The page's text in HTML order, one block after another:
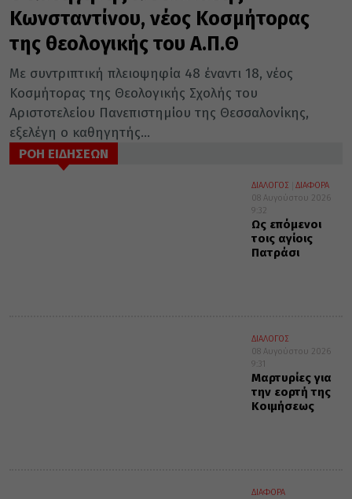
Κωνσταντίνου, νέος Κοσμήτορας
της θεολογικής του Α.Π.Θ
Με συντριπτική πλειοψηφία 48 έναντι 18, νέος
Κοσμήτορας της Θεολογικής Σχολής του
Αριστοτελείου Πανεπιστημίου της Θεσσαλονίκης,
εξελέγη ο καθηγητής...
ΡΟΗ ΕΙΔΗΣΕΩΝ
ΔΙΑΛΟΓΟΣ
ΔΙΑΦΟΡΑ
08 Αυγούστου 2026
9:32
Ως επόμενοι
τοις αγίοις
Πατράσι
ΔΙΑΛΟΓΟΣ
08 Αυγούστου 2026
9:31
Μαρτυρίες για
την εορτή της
Κοιμήσεως
ΔΙΑΦΟΡΑ